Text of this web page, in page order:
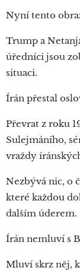
Nyní tento
Trump a
úředníci jsou
situaci.
Írán přestal
Převrat z roku
Sulejmáního,
vraždy
Nezbývá nic, o
které každou
dalším úderem.
Írán nemluví s
Mluví skrz něj,